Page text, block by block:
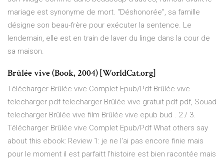
mariage est synonyme de mort. "Déshonorée", sa famille
désigne son beau-frère pour exécuter la sentence. Le
lendemain, elle est en train de laver du linge dans la cour de
sa maison.
Brûlée vive (Book, 2004) [WorldCat.org]
Télécharger Brûlée vive Complet Epub/Pdf Brûlée vive
telecharger pdf telecharger Brûlée vive gratuit pdf pdf, Souad
telecharger Brûlée vive film Brûlée vive epub bud . 2 / 3.
Télécharger Brûlée vive Complet Epub/Pdf What others say
about this ebook: Review 1: je ne l'ai pas encore finie mais
pour le moment il est parfaitt l'histoire est bien racontée mais